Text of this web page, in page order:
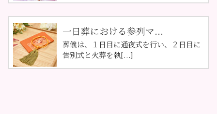
一日葬における参列マ...
葬儀は、１日目に通夜式を行い、２日目に
告別式と火葬を執[...]